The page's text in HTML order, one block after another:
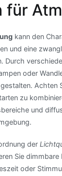
für
kann den
und eine
Durch
oder
Achten
zu
und
der
Sie dimmbare
oder